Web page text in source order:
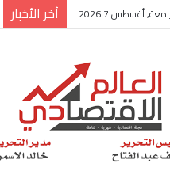
أغسطس 7 2026 أخر الأخبار